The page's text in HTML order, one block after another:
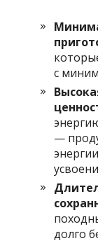
с
—
долго